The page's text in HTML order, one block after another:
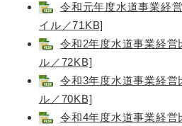
令和元年度水道事業経
イル／71KB]
令和2年度水道事業経
ル／72KB]
令和3年度水道事業経
ル／70KB]
令和4年度水道事業経